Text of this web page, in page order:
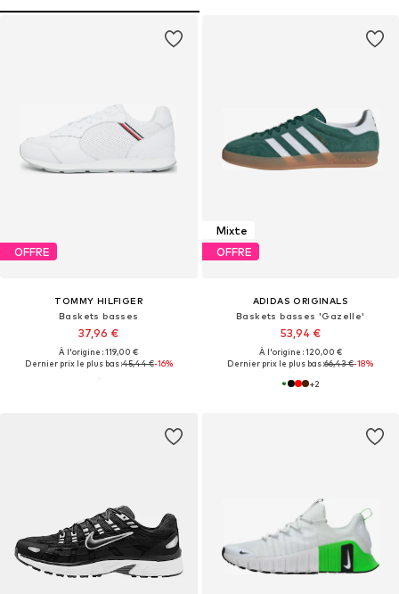
OFFRE
TOMMY HILFIGER
Baskets basses
37,96 €
À l'origine : 119,00 €
Dernier prix le plus bas :45,44 €-16%
Mixte
OFFRE
ADIDAS ORIGINALS
Baskets basses 'Gazelle'
53,94 €
À l'origine : 120,00 €
Dernier prix le plus bas :66,43 €-18%
+2